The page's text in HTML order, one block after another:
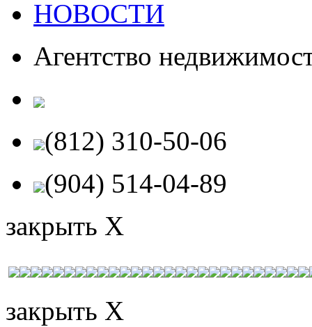
НОВОСТИ
Агентство
(812) 310-50-06
(904) 514-04-89
закрыть X
закрыть X